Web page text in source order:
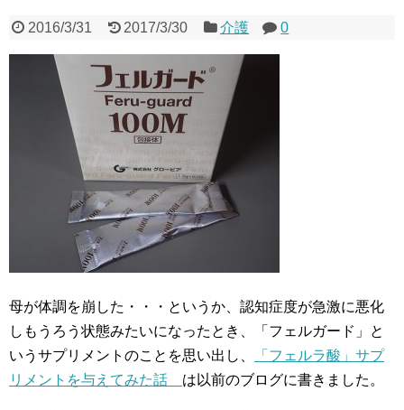
2016/3/31 2017/3/30 介護 0
母が体調を崩した・・・というか、認知症度が急激に悪化
しもうろう状態みたいになったとき、「フェルガード」と
いうサプリメントのことを思い出し、
「フェルラ酸」サプ
リメントを与えてみた話 は以前のブログに書きました。